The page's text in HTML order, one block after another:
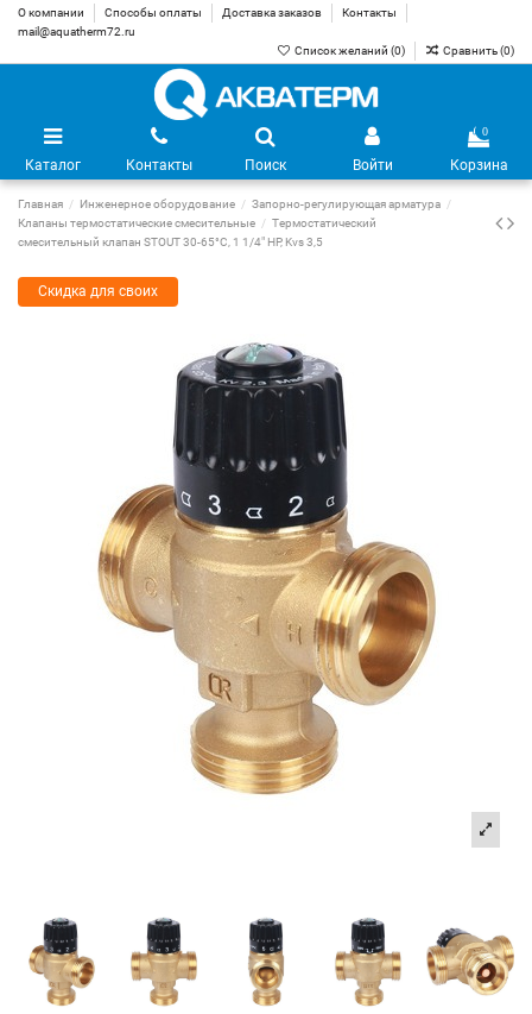
О компании Способы оплаты Доставка заказов
Контакты
mail@aquatherm72.ru
Список желаний (0) Сравнить (0)
Каталог Контакты Поиск Войти
0
Корзина
Главная Инженерное оборудование
Запорно-регулирующая арматура
Клапаны термостатические смесительные
Термостатический
смесительный клапан STOUT 30-65°C, 1 1/4" НР, Kvs 3,5
Скидка для своих